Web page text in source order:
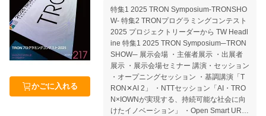
かごに入れる
特集1 2025 TRON Symposium-TRONSHO
W- 特集2 TRONプログラミングコンテスト
2025 プロジェクトリーダーから TW Headl
ine 特集1 2025 TRON Symposium─TRON
SHOW─ 展示会場 ・主催者展示 ・出展者
展示 ・展示会場セミナー 講演・セッション
・オープニングセッション ・基調講演「T
RON✕AI 2」 ・NTTセッション「AI・TRO
N×IOWNが実現する、持続可能な社会に向
けたイノベーション」 ・Open Smart URセ